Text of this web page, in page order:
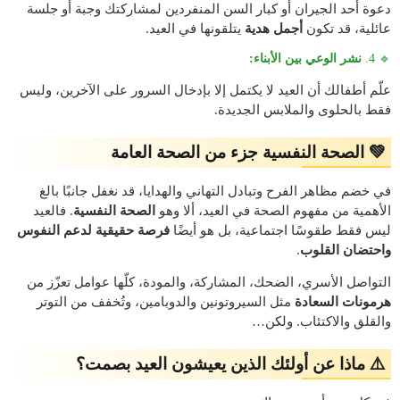
دعوة أحد الجيران أو كبار السن المنفردين لمشاركتك وجبة أو جلسة
عائلية، قد تكون أجمل هدية يتلقونها في العيد.
🔹 4. نشر الوعي بين الأبناء:
علّم أطفالك أن العيد لا يكتمل إلا بإدخال السرور على الآخرين، وليس
فقط بالحلوى والملابس الجديدة.
💚 الصحة النفسية جزء من الصحة العامة
في خضم مظاهر الفرح وتبادل التهاني والهدايا، قد نغفل جانبًا بالغ
الأهمية من مفهوم الصحة في العيد، ألا وهو
الصحة النفسية. فالعيد
ليس فقط طقوسًا اجتماعية، بل هو أيضًا فرصة حقيقية لدعم النفوس
واحتضان القلوب.
التواصل الأسري، الضحك، المشاركة، والمودة، كلّها عوامل تعزّز من
هرمونات السعادة مثل السيروتونين والدوبامين، وتُخفف من التوتر
والقلق والاكتئاب. ولكن…
⚠️ ماذا عن أولئك الذين يعيشون العيد بصمت؟